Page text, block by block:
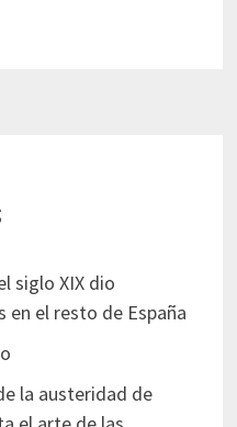
siglo XIX dio
en el resto de España
la austeridad de